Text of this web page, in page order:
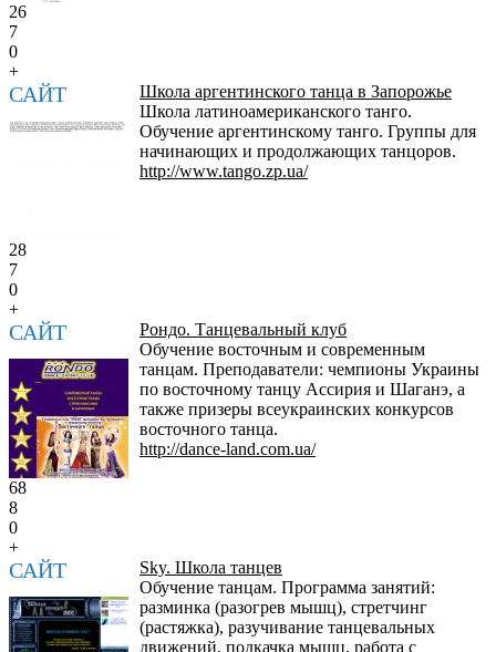
26
7
0
+
САЙТ
Школа аргентинского танца в Запорожье
Школа латиноамериканского танго.
Обучение аргентинскому танго. Группы для
начинающих и продолжающих танцоров.
http://www.tango.zp.ua/
28
7
0
+
САЙТ
Рондо. Танцевальный клуб
Обучение восточным и современным
танцам. Преподаватели: чемпионы Украины
по восточному танцу Ассирия и Шаганэ, а
также призеры всеукраинских конкурсов
восточного танца.
http://dance-land.com.ua/
68
8
0
+
САЙТ
Sky. Школа танцев
Обучение танцам. Программа занятий:
разминка (разогрев мышц), стретчинг
(растяжка), разучивание танцевальных
движений, подкачка мышц, работа с